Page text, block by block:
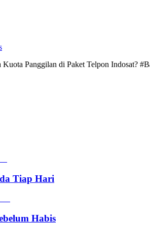
Panggilan di Paket Telpon Indosat?
Tiap Hari
Habis